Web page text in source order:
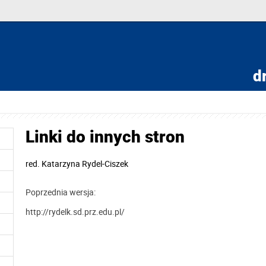
Linki do innych stron
red. Katarzyna Rydel-Ciszek
Poprzednia wersja:
http://rydelk.sd.prz.edu.pl/